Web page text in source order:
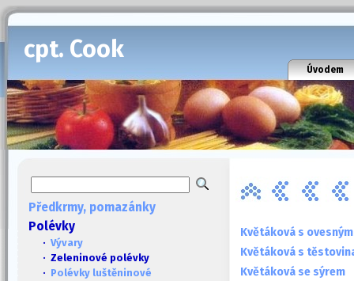
cpt. Cook
Úvodem
Předkrmy, pomazánky
Polévky
· Vývary
· Zeleninové polévky
· Polévky luštěninové
Květáková s
Květáková s
Květáková se sýrem